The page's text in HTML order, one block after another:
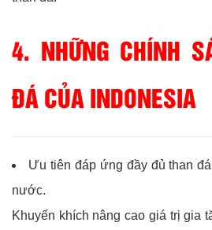
4. NHỮNG CHÍNH
ĐÁ CỦA INDONESIA
Ưu tiên đáp ứng đầy đủ than
nước.
Khuyến khích nâng cao giá trị gia